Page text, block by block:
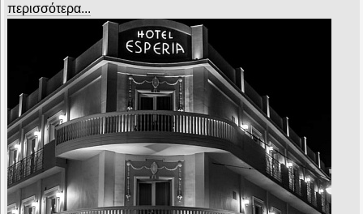
περισσότερα...